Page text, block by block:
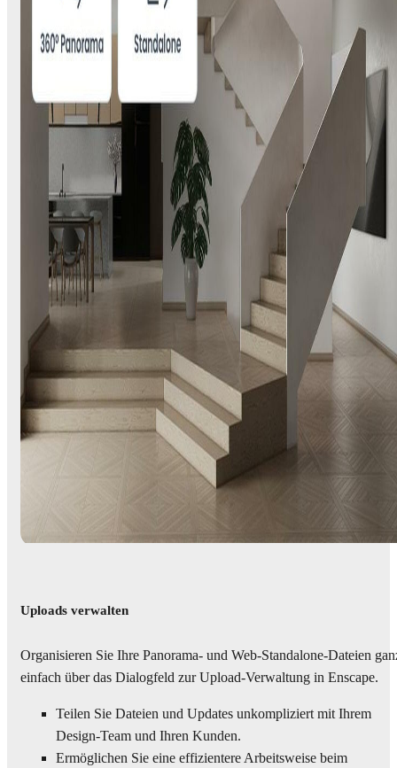
Uploads verwalten
Organisieren Sie Ihre Panorama- und Web-Standalone-Dateien
einfach über das Dialogfeld zur Upload-Verwaltung in Enscape.
Teilen Sie Dateien und Updates unkompliziert mit Ihrem
Design-Team und Ihren Kunden.
Ermöglichen Sie eine effizientere Arbeitsweise beim